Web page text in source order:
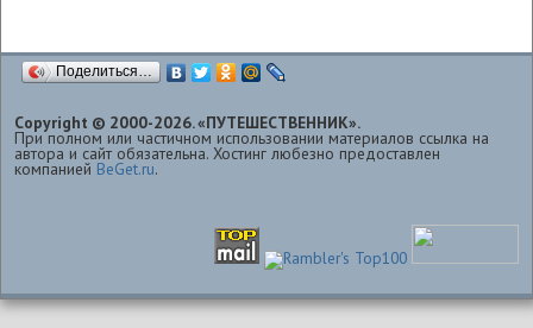
Поделиться…
Copyright © 2000-2026. «ПУТЕШЕСТВЕННИК».
При полном или частичном использовании материалов ссылка на
автора и сайт обязательна. Хостинг любезно предоставлен
компанией BeGet.ru.